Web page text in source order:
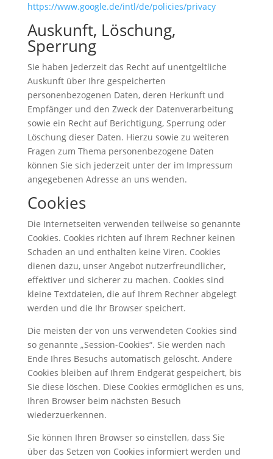
https://www.google.de/intl/de/policies/privacy
Auskunft, Löschung,
Sperrung
Sie haben jederzeit das Recht auf unentgeltliche
Auskunft über Ihre gespeicherten
personenbezogenen Daten, deren Herkunft und
Empfänger und den Zweck der Datenverarbeitung
sowie ein Recht auf Berichtigung, Sperrung oder
Löschung dieser Daten. Hierzu sowie zu weiteren
Fragen zum Thema personenbezogene Daten
können Sie sich jederzeit unter der im Impressum
angegebenen Adresse an uns wenden.
Cookies
Die Internetseiten verwenden teilweise so genannte
Cookies. Cookies richten auf Ihrem Rechner keinen
Schaden an und enthalten keine Viren. Cookies
dienen dazu, unser Angebot nutzerfreundlicher,
effektiver und sicherer zu machen. Cookies sind
kleine Textdateien, die auf Ihrem Rechner abgelegt
werden und die Ihr Browser speichert.
Die meisten der von uns verwendeten Cookies sind
so genannte „Session-Cookies“. Sie werden nach
Ende Ihres Besuchs automatisch gelöscht. Andere
Cookies bleiben auf Ihrem Endgerät gespeichert, bis
Sie diese löschen. Diese Cookies ermöglichen es uns,
Ihren Browser beim nächsten Besuch
wiederzuerkennen.
Sie können Ihren Browser so einstellen, dass Sie
über das Setzen von Cookies informiert werden und